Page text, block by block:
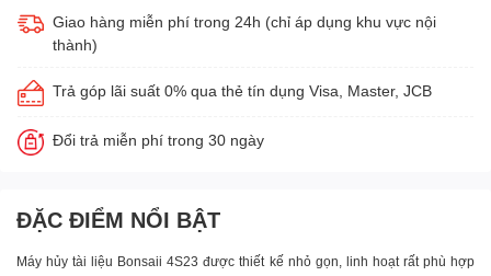
Giao hàng miễn phí trong 24h (chỉ áp dụng khu vực nội
thành)
Trả góp lãi suất 0% qua thẻ tín dụng Visa, Master, JCB
Đổi trả miễn phí trong 30 ngày
ĐẶC ĐIỂM NỔI BẬT
Máy hủy tài liệu Bonsaii 4S23 được thiết kế nhỏ gọn, linh hoạt rất phù hợp